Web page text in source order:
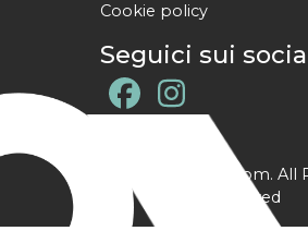
Cookie policy
Seguici sui
@ YPtrainer.com. All
Reserved